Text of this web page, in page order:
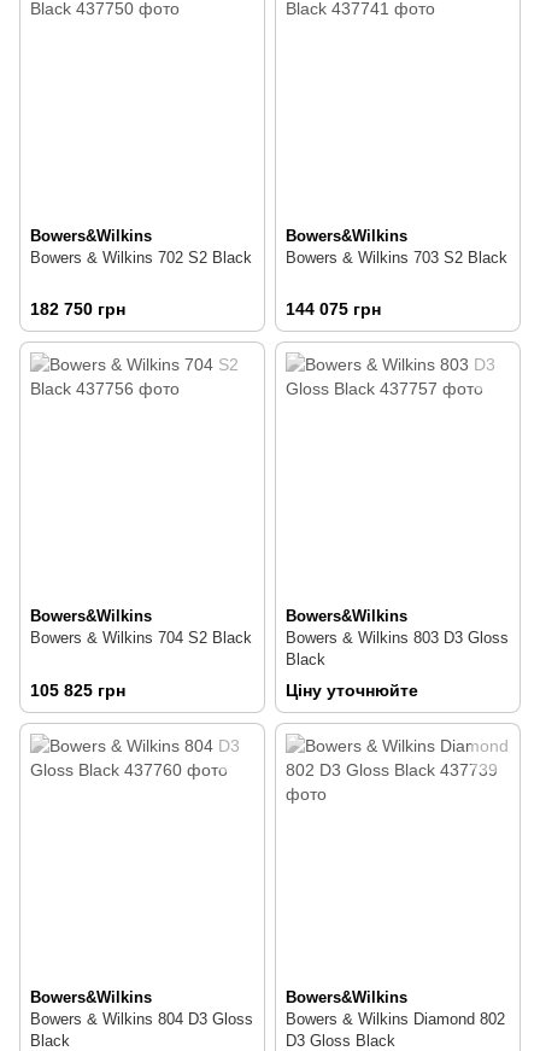
Bowers&Wilkins
Bowers & Wilkins 702 S2 Black
182 750 грн
Bowers&Wilkins
Bowers & Wilkins 703 S2 Black
144 075 грн
Bowers&Wilkins
Bowers & Wilkins 704 S2 Black
105 825 грн
Bowers&Wilkins
Bowers & Wilkins 803 D3 Gloss
Black
Ціну уточнюйте
Bowers&Wilkins
Bowers & Wilkins 804 D3 Gloss
Black
Bowers&Wilkins
Bowers & Wilkins Diamond 802
D3 Gloss Black